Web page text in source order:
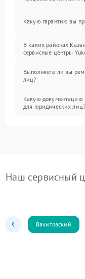
Какую гарантию вы
В каких районах
сервисные центры
Выполняете ли вы
лиц?
Какую документацию
для юридических лиц?
Наш сервисный
Вахитовский